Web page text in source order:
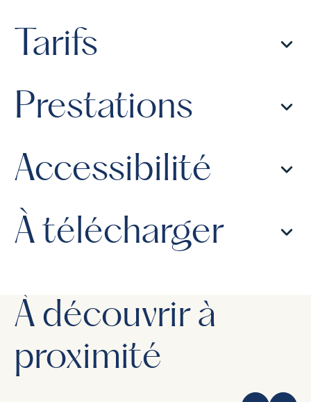
Tarifs
Prestations
Accessibilité
À télécharger
À découvrir à
proximité